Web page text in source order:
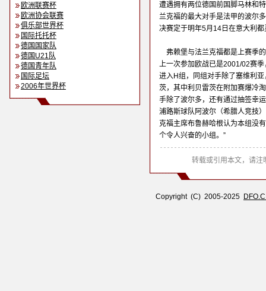
欧洲联赛杯
欧洲协会联赛
俱乐部世界杯
国际托托杯
德国国家队
德国U21队
德国青年队
国际足坛
2006年世界杯
遭遇拥有两位德国前国脚马林和
兰克福的最大对手是法甲的波尔
决赛定于明年5月14日在意大利
弗赖堡与法兰克福都是上赛季
上一次参加欧战已是2001/02赛
进入H组，同组对手除了塞维利
茨，其中利贝雷茨在附加赛爆冷
手除了波尔多，还有通过抽签幸
浦路斯球队阿波尔（希腊人竞技
克福主席布鲁赫哈根认为本组没
个令人兴奋的小组。”
转载或引用本文，请注
Copyright (C) 2005-2025